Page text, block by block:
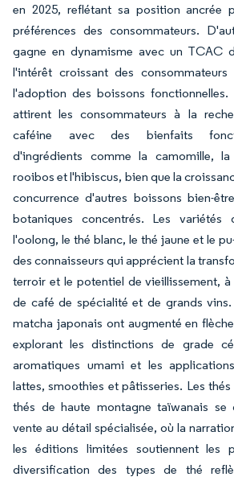
en 2025, reflétant sa position ancrée
préférences des consommateurs.
gagne en dynamisme avec un TCAC
l'intérêt croissant des
l'adoption des boissons fonctionnelles.
attirent les consommateurs à la
caféine avec des bienfaits
d'ingrédients comme la camomille,
rooibos et l'hibiscus, bien que la
concurrence d'autres boissons bien-
botaniques concentrés. Les
l'oolong, le thé blanc, le thé jaune et le
des connaisseurs qui apprécient la
terroir et le potentiel de vieillissement,
de café de spécialité et de grands
matcha japonais ont augmenté en
explorant les distinctions de grade
aromatiques umami et les
lattes, smoothies et pâtisseries. Les
thés de haute montagne taïwanais se
vente au détail spécialisée, où la
les éditions limitées soutiennent les
diversification des types de thé